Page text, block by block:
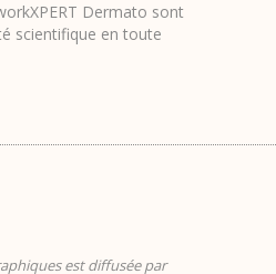
Dermato sont
scientifique en toute
est diffusée par